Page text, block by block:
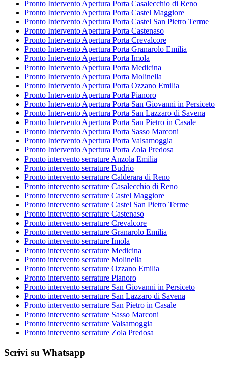
Pronto Intervento Apertura Porta Casalecchio di Reno
Pronto Intervento Apertura Porta Castel Maggiore
Pronto Intervento Apertura Porta Castel San Pietro Terme
Pronto Intervento Apertura Porta Castenaso
Pronto Intervento Apertura Porta Crevalcore
Pronto Intervento Apertura Porta Granarolo Emilia
Pronto Intervento Apertura Porta Imola
Pronto Intervento Apertura Porta Medicina
Pronto Intervento Apertura Porta Molinella
Pronto Intervento Apertura Porta Ozzano Emilia
Pronto Intervento Apertura Porta Pianoro
Pronto Intervento Apertura Porta San Giovanni in Persiceto
Pronto Intervento Apertura Porta San Lazzaro di Savena
Pronto Intervento Apertura Porta San Pietro in Casale
Pronto Intervento Apertura Porta Sasso Marconi
Pronto Intervento Apertura Porta Valsamoggia
Pronto Intervento Apertura Porta Zola Predosa
Pronto intervento serrature Anzola Emilia
Pronto intervento serrature Budrio
Pronto intervento serrature Calderara di Reno
Pronto intervento serrature Casalecchio di Reno
Pronto intervento serrature Castel Maggiore
Pronto intervento serrature Castel San Pietro Terme
Pronto intervento serrature Castenaso
Pronto intervento serrature Crevalcore
Pronto intervento serrature Granarolo Emilia
Pronto intervento serrature Imola
Pronto intervento serrature Medicina
Pronto intervento serrature Molinella
Pronto intervento serrature Ozzano Emilia
Pronto intervento serrature Pianoro
Pronto intervento serrature San Giovanni in Persiceto
Pronto intervento serrature San Lazzaro di Savena
Pronto intervento serrature San Pietro in Casale
Pronto intervento serrature Sasso Marconi
Pronto intervento serrature Valsamoggia
Pronto intervento serrature Zola Predosa
Scrivi su Whatsapp